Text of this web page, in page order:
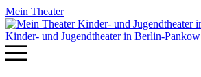
Mein Theater
Kinder- und Jugendtheater in Berlin‑Pankow